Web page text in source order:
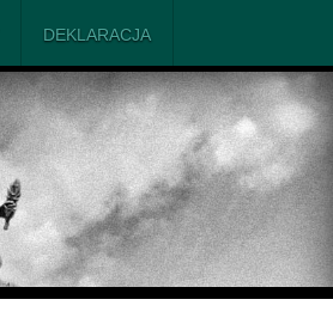
DEKLARACJA